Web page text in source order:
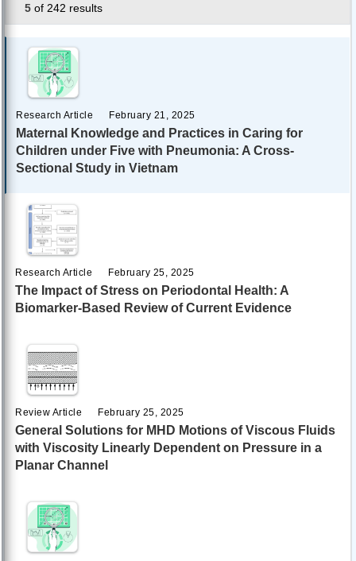
5 of 242 results
Research Article February 21, 2025
Maternal Knowledge and Practices in Caring for
Children under Five with Pneumonia: A Cross-
Sectional Study in Vietnam
Research Article February 25, 2025
The Impact of Stress on Periodontal Health: A
Biomarker-Based Review of Current Evidence
Review Article February 25, 2025
General Solutions for MHD Motions of Viscous Fluids
with Viscosity Linearly Dependent on Pressure in a
Planar Channel